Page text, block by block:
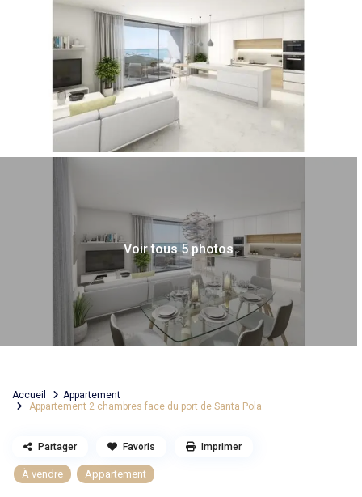
Voir tous 5 photos
Accueil
Appartement
Appartement 2 chambres face du port de Santa Pola
À vendre Appartement
Partager Favoris Imprimer